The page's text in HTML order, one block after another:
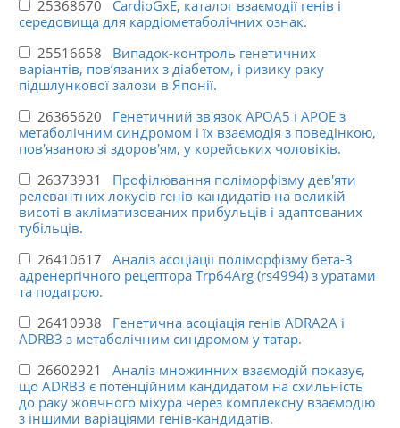
25368670 CardioGxE, каталог взаємодії генів і
середовища для кардіометаболічних ознак.
25516658 Випадок-контроль генетичних
варіантів, пов’язаних з діабетом, і ризику раку
підшлункової залози в Японії.
26365620 Генетичний зв'язок APOA5 і APOE з
метаболічним синдромом і їх взаємодія з поведінкою,
пов'язаною зі здоров'ям, у корейських чоловіків.
26373931 Профілювання поліморфізму дев'яти
релевантних локусів генів-кандидатів на великій
висоті в акліматизованих прибульців і адаптованих
тубільців.
26410617 Аналіз асоціації поліморфізму бета-3
адренергічного рецептора Trp64Arg (rs4994) з уратами
та подагрою.
26410938 Генетична асоціація генів ADRA2A і
ADRB3 з метаболічним синдромом у татар.
26602921 Аналіз множинних взаємодій показує,
що ADRB3 є потенційним кандидатом на схильність
до раку жовчного міхура через комплексну взаємодію
з іншими варіаціями генів-кандидатів.